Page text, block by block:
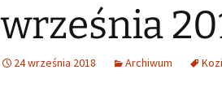
września
24 września 2018 Archiwum